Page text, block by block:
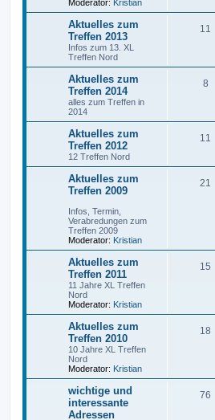
Moderator: Kristian
Aktuelles zum
Treffen 2013
Infos zum 13. XL
Treffen Nord
11
Aktuelles zum
Treffen 2014
alles zum Treffen in
2014
8
Aktuelles zum
Treffen 2012
12 Treffen Nord
11
Aktuelles zum
Treffen 2009
Infos, Termin,
Verabredungen zum
Treffen 2009
Moderator: Kristian
21
Aktuelles zum
Treffen 2011
11 Jahre XL Treffen
Nord
Moderator: Kristian
15
Aktuelles zum
Treffen 2010
10 Jahre XL Treffen
Nord
Moderator: Kristian
18
wichtige und
interessante
Adressen
76